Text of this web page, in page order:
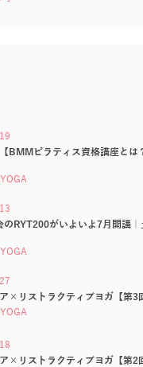
BMMピラティス資格講座とは
のRYT200がいよいよ7月開講
×リストラクティブヨガ【第3
×リストラクティブヨガ【第2